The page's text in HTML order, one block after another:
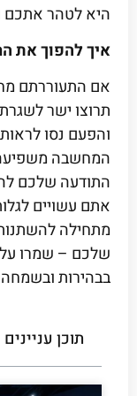
היא לטהר אתכם
איך להפוך את
אם התעוררתם
תרוצו ישר
והפעם נסו
המחשבה
התודעה שלכם
אתם עשויים
מתחילה
שלכם – שמרו
בבהירות
תוכן עניינים